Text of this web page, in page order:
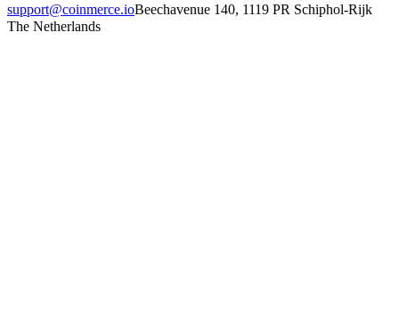
support@coinmerce.ioBeechavenue 140, 1119 PR Schiphol-Rijk
The Netherlands